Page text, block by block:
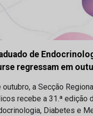
de
regressam em
outubro, a Secção
recebe a 31.ª edição
Diabetes e